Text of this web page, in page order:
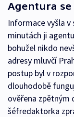
Agentura
Informace vyšla v
minutách ji
bohužel nikdo
adresy mluvčí
postup byl v
dlouhodobě
ověřena zpětným
šéfredaktorka